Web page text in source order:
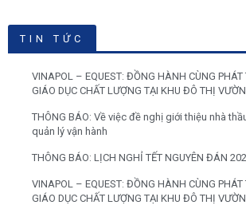
TIN TỨC
VINAPOL – EQUEST: ĐỒNG HÀNH CÙNG PHÁT
GIÁO DỤC CHẤT LƯỢNG TẠI KHU ĐÔ THỊ
THÔNG BÁO: Về việc đề nghị giới thiệu nhà
quản lý vận hành
THÔNG BÁO: LỊCH NGHỈ TẾT NGUYÊN ĐÁN
VINAPOL – EQUEST: ĐỒNG HÀNH CÙNG PHÁT
GIÁO DỤC CHẤT LƯỢNG TẠI KHU ĐÔ THỊ